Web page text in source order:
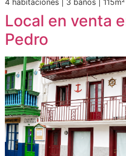
4 habitaciones | 3 baños | 115m²
Local en venta
Pedro